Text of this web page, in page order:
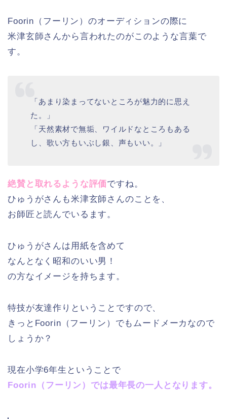
Foorin（フーリン）のオーディションの際に
米津玄師さんから言われたのがこのような言葉で
す。
「あまり染まってないところが魅力的に思え
た。」
「天然素材で無垢、ワイルドなところもある
し、歌い方もいぶし銀、声もいい。」
絶賛と取れるような評価ですね。
ひゅうがさんも米津玄師さんのことを、
お師匠と読んでいるます。
ひゅうがさんは用紙を含めて
なんとなく昭和のいい男！
の方なイメージを持ちます。
特技が友達作りということですので、
きっとFoorin（フーリン）でもムードメーカなので
しょうか？
現在小学6年生ということで
Foorin（フーリン）では最年長の一人となります。